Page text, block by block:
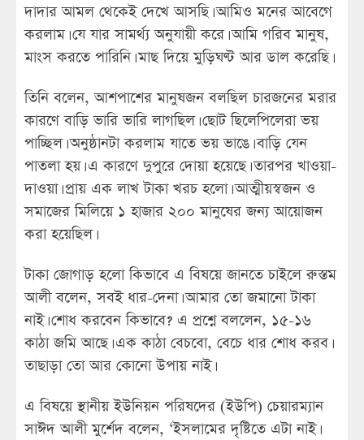
দাদার আমল থেকেই দেখে আসছি। আমিও মনের আবেগে
করলাম। যে যার সামর্থ্য অনুযায়ী করে। আমি গরিব মানুষ,
মাংস করতে পারিনি। মাছ দিয়ে মুড়িঘণ্ট আর ডাল করেছি।
তিনি বলেন, আশপাশের মানুষজন বলছিল চারজনের মরার
কারণে বাড়ি ভারি ভারি লাগছিল। ছোট ছিলেপিলেরা ভয়
পাচ্ছিল। অনুষ্ঠানটা করলাম যাতে ভয় ভাঙে। বাড়ি যেন
পাতলা হয়। এ কারণে দুপুরে দোয়া হয়েছে। তারপর খাওয়া-
দাওয়া। প্রায় এক লাখ টাকা খরচ হলো। আত্মীয়স্বজন ও
সমাজের মিলিয়ে ১ হাজার ২০০ মানুষের জন্য আয়োজন
করা হয়েছিল।
টাকা জোগাড় হলো কিভাবে এ বিষয়ে জানতে চাইলে রুস্তম
আলী বলেন, সবই ধার-দেনা। আমার তো জমানো টাকা
নাই। শোধ করবেন কিভাবে? এ প্রশ্নে বললেন, ১৫-১৬
কাঠা জমি আছে। এক কাঠা বেচবো, বেচে ধার শোধ করব।
তাছাড়া তো আর কোনো উপায় নাই।
এ বিষয়ে স্থানীয় ইউনিয়ন পরিষদের (ইউপি) চেয়ারম্যান
সাঈদ আলী মুর্শেদ বলেন, ‘ইসলামের দৃষ্টিতে এটা নাই।